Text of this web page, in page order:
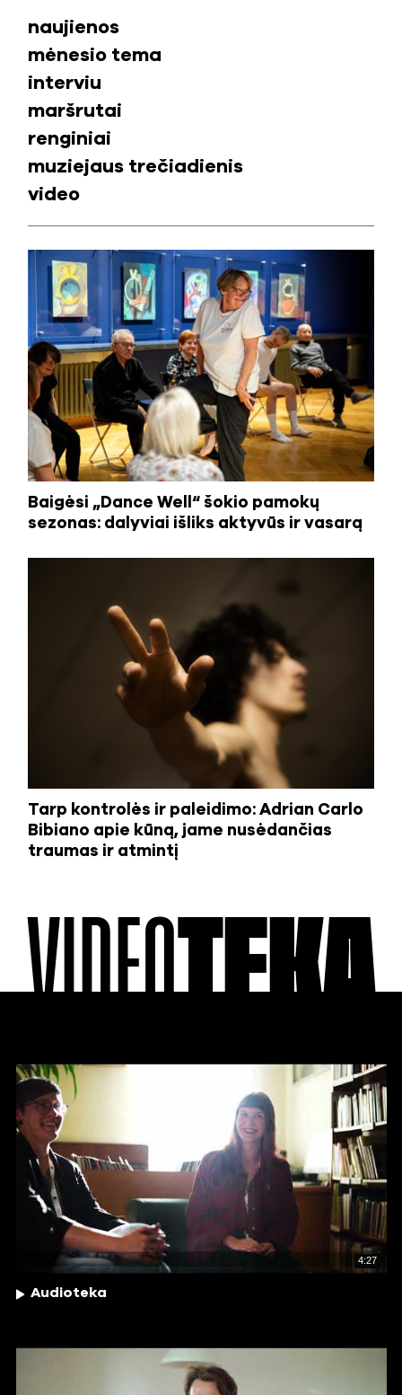
Baigėsi „Dance Well“ šokio pamokų
sezonas: dalyviai išliks aktyvūs ir vasarą
Tarp kontrolės ir paleidimo: Adrian Carlo
Bibiano apie kūną, jame nusėdančias
traumas ir atmintį
naujienos
mėnesio tema
interviu
maršrutai
renginiai
muziejaus trečiadienis
video
VIDEOTEKA
4:27
Audioteka